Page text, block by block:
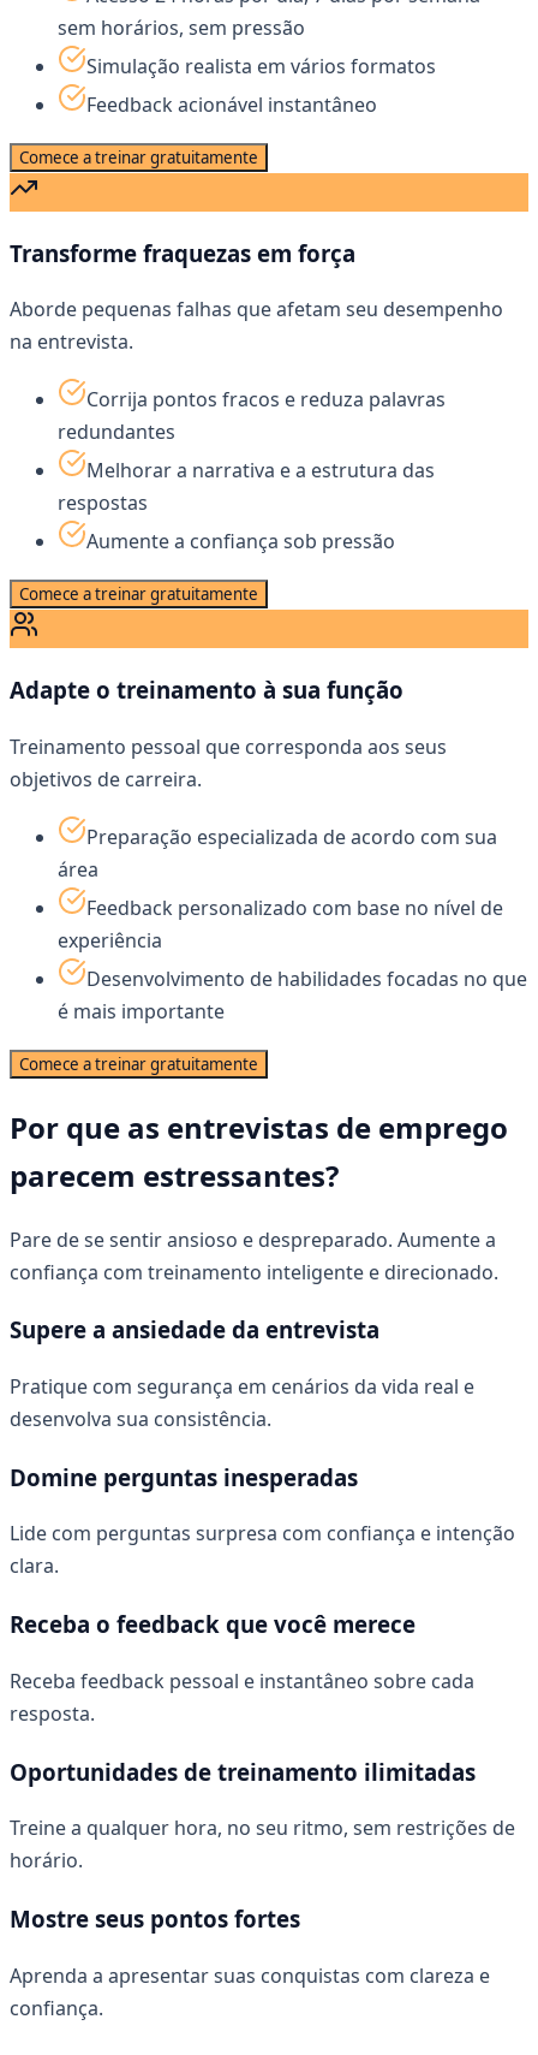
sem horários, sem pressão
Simulação realista em vários formatos
Feedback acionável instantâneo
Comece a treinar gratuitamente
Transforme fraquezas em força
Aborde pequenas falhas que afetam seu desempenho
na entrevista.
Corrija pontos fracos e reduza palavras
redundantes
Melhorar a narrativa e a estrutura das
respostas
Aumente a confiança sob pressão
Comece a treinar gratuitamente
Adapte o treinamento à sua função
Treinamento pessoal que corresponda aos seus
objetivos de carreira.
Preparação especializada de acordo com sua
área
Feedback personalizado com base no nível de
experiência
Desenvolvimento de habilidades focadas no que
é mais importante
Comece a treinar gratuitamente
Por que as entrevistas de emprego
parecem estressantes?
Pare de se sentir ansioso e despreparado. Aumente a
confiança com treinamento inteligente e direcionado.
Supere a ansiedade da entrevista
Pratique com segurança em cenários da vida real e
desenvolva sua consistência.
Domine perguntas inesperadas
Lide com perguntas surpresa com confiança e intenção
clara.
Receba o feedback que você merece
Receba feedback pessoal e instantâneo sobre cada
resposta.
Oportunidades de treinamento ilimitadas
Treine a qualquer hora, no seu ritmo, sem restrições de
horário.
Mostre seus pontos fortes
Aprenda a apresentar suas conquistas com clareza e
confiança.